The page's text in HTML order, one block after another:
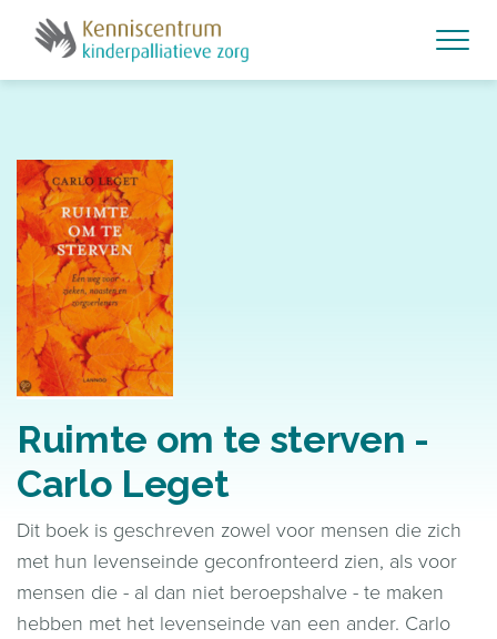
Skip to main content
Ruimte om te sterven -
Carlo Leget
Dit boek is geschreven zowel voor mensen die zich
met hun levenseinde geconfronteerd zien, als voor
mensen die - al dan niet beroepshalve - te maken
hebben met het levenseinde van een ander. Carlo